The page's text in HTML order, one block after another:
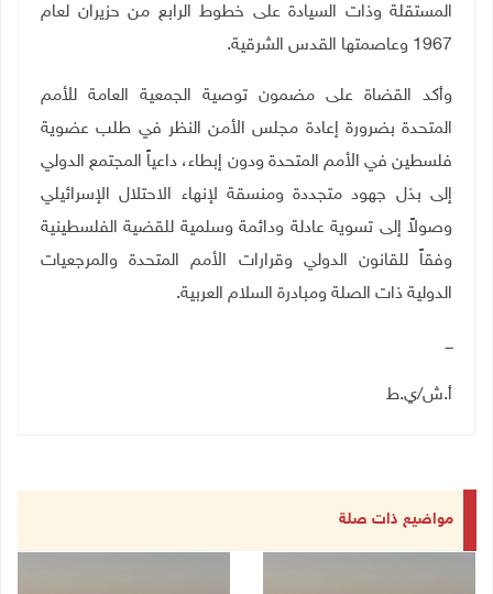
المستقلة وذات السيادة على خطوط الرابع من حزيران لعام
1967 وعاصمتها القدس الشرقية
.
وأكد القضاة على مضمون توصية الجمعية العامة للأمم
المتحدة بضرورة إعادة مجلس الأمن النظر في طلب عضوية
فلسطين في الأمم المتحدة ودون إبطاء، داعياً المجتمع الدولي
إلى بذل جهود متجددة ومنسقة لإنهاء الاحتلال الإسرائيلي
وصولاً إلى تسوية عادلة ودائمة وسلمية للقضية الفلسطينية
وفقاً للقانون الدولي وقرارات الأمم المتحدة والمرجعيات
الدولية ذات الصلة ومبادرة السلام العربية.
ـــ
أ.ش/ي.ط
مواضيع ذات صلة